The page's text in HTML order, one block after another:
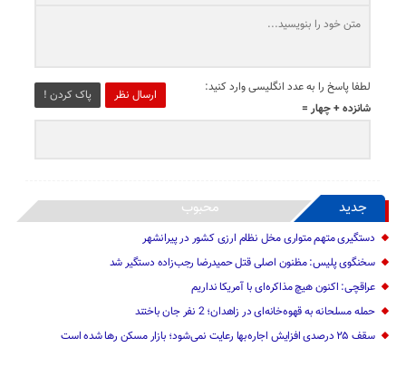
ارسال نظر پاک کردن !
لطفا پاسخ را به عدد انگلیسی وارد کنید:
شانزده + چهار =
جدید محبوب
دستگیری متهم متواری مخل نظام ارزی کشور در پیرانشهر
سخنگوی پلیس: مظنون اصلی قتل حمیدرضا رجب‌زاده دستگیر شد
عراقچی: اکنون هیچ مذاکره‌ای با آمریکا نداریم
حمله مسلحانه به قهوه‌خانه‌ای در زاهدان؛ 2 نفر جان باختند
سقف ۲۵ درصدی افزایش اجاره‌بها رعایت نمی‌شود؛ بازار مسکن رها شده است